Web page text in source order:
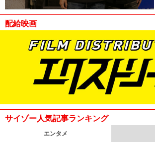
配給映画
サイゾー人気記事ランキング
エンタメ